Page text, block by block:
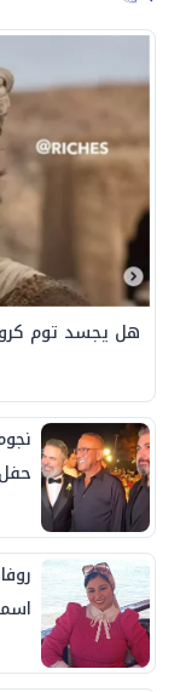
هل يجسد توم
حفل